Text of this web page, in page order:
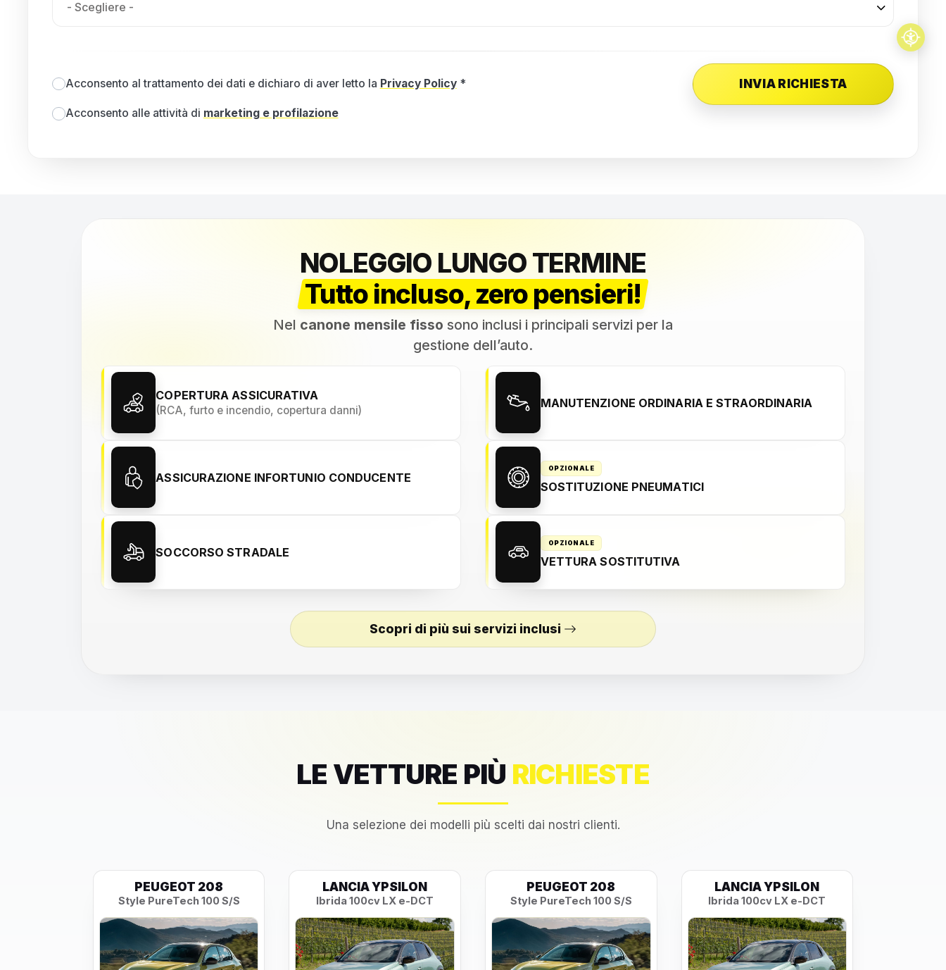
Acconsento al trattamento dei dati e dichiaro di aver letto la Privacy Policy*
Acconsento alle attività di marketing e profilazione
NOLEGGIO LUNGO TERMINE
Tutto incluso, zero pensieri!
Nel canone mensile fisso sono inclusi i principali servizi per la
gestione dell’auto.
COPERTURA ASSICURATIVA
(RCA, furto e incendio, copertura danni)
ASSICURAZIONE INFORTUNIO CONDUCENTE
SOCCORSO STRADALE
MANUTENZIONE ORDINARIA E STRAORDINARIA
OPZIONALE
SOSTITUZIONE PNEUMATICI
OPZIONALE
VETTURA SOSTITUTIVA
Scopri di più sui servizi inclusi
LE VETTURE PIÙ RICHIESTE
Una selezione dei modelli più scelti dai nostri clienti.
PEUGEOT 208
Style PureTech 100 S/S
LANCIA YPSILON
Ibrida 100cv LX e-DCT
PEUGEOT 208
Style PureTech 100 S/S
LANCIA YPSILON
Ibrida 100cv LX e-DCT